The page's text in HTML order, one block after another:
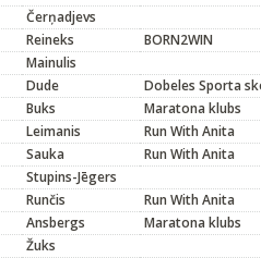
Čerņadjevs
Reineks
BORN2WIN
Mainulis
Dude
Dobeles Sporta
Buks
Maratona klubs
Leimanis
Run With Anita
Sauka
Run With Anita
Stupins-Jēgers
Runčis
Run With Anita
Ansbergs
Maratona klubs
Žuks